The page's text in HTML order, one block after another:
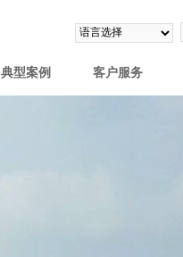
典型案例 客户服务